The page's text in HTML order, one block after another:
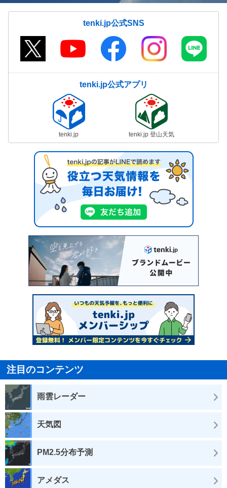
tenki.jp公式SNS
tenki.jp公式アプリ
tenki.jp tenki.jp 登山天気
注目のコンテンツ
雨雲レーダー
天気図
PM2.5分布予測
アメダス